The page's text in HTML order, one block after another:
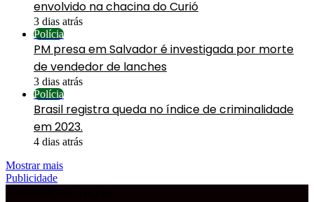
envolvido na chacina do Curió
3 dias atrás
Polícia
PM presa em Salvador é investigada por morte
de vendedor de lanches
3 dias atrás
Polícia
Brasil registra queda no índice de criminalidade
em 2023.
4 dias atrás
Mostrar mais
Publicidade